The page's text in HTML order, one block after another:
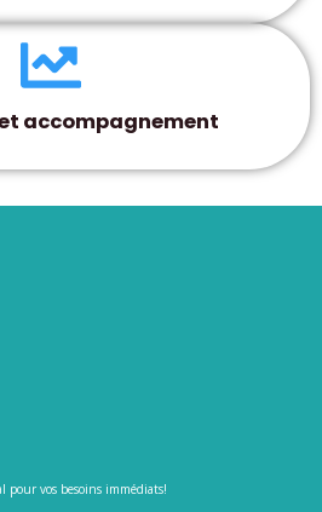
accompagnement
pour vos besoins immédiats!